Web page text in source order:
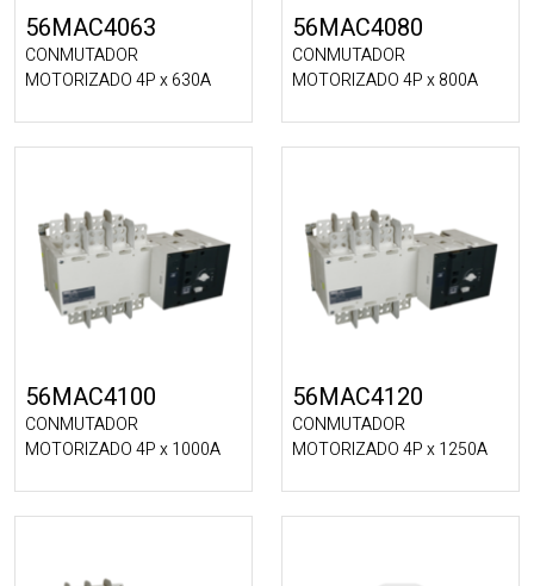
56MAC4063
CONMUTADOR
MOTORIZADO 4P x 630A
56MAC4080
CONMUTADOR
MOTORIZADO 4P x 800A
56MAC4100
CONMUTADOR
MOTORIZADO 4P x 1000A
56MAC4120
CONMUTADOR
MOTORIZADO 4P x 1250A